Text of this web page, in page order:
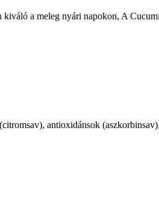
a meleg nyári napokon, A
antioxidánsok